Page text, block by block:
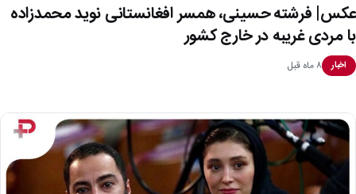
عکس| فرشته حسینی، همسر افغانستانی نوید محمدزاده
با مردی غریبه در خارج کشور
اخبار ۸ ماه قبل